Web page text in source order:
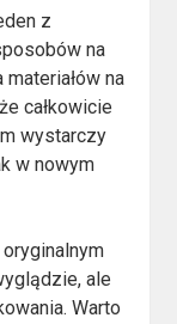
z
na
na
całkowicie
wystarczy
w nowym
ale
Warto